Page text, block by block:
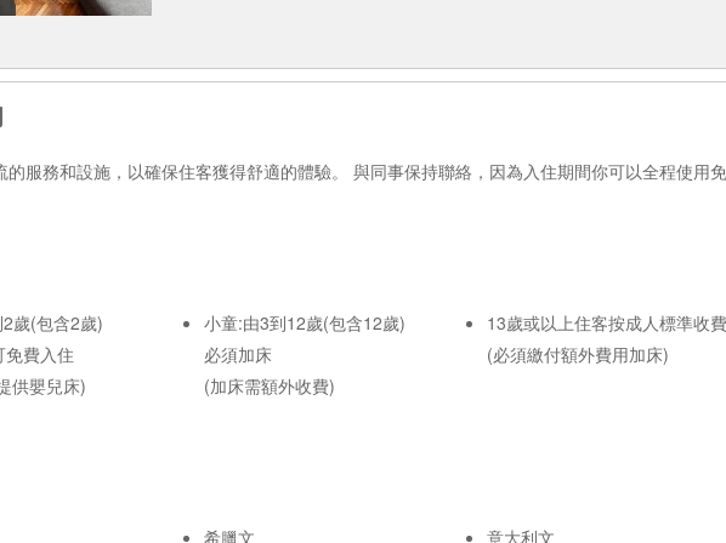
服務和設施，以確保住客獲得舒適的體驗。 與同事保持聯絡，因為入住期間你可以全程使用免
歲(包含2歲)
免費入住
供嬰兒床)
小童:由3到12歲(包含12歲)
必須加床
(加床需額外收費)
13歲或以上住客按成人標準收費
(必須繳付額外費用加床)
希臘文 意大利文